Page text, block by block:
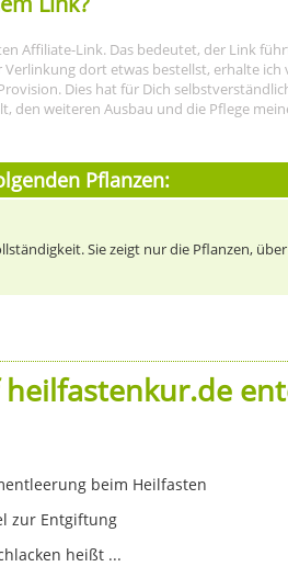
Affiliate-Link. Das bedeutet, der Link
dort etwas bestellst, erhalte ich
Dies hat für Dich
den weiteren Ausbau und die Pflege
Pflanzen:
Sie zeigt nur die Pflanzen,
beim Heilfasten
zur Entgiftung
heißt ...